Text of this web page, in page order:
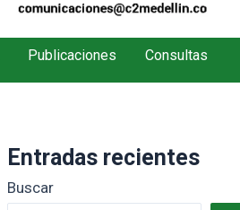
Publicaciones Consultas
Entradas recientes
Buscar